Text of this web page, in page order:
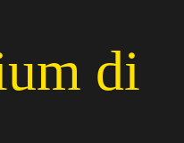
di